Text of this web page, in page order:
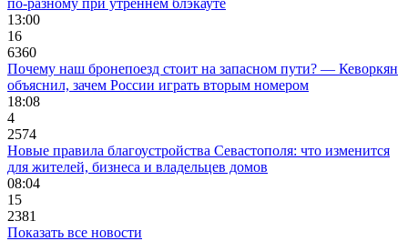
13:00
16
6360
Почему наш бронепоезд стоит на запасном пути? — Кеворкян
объяснил, зачем России играть вторым номером
18:08
4
2574
Новые правила благоустройства Севастополя: что изменится
для жителей, бизнеса и владельцев домов
08:04
15
2381
Показать все новости